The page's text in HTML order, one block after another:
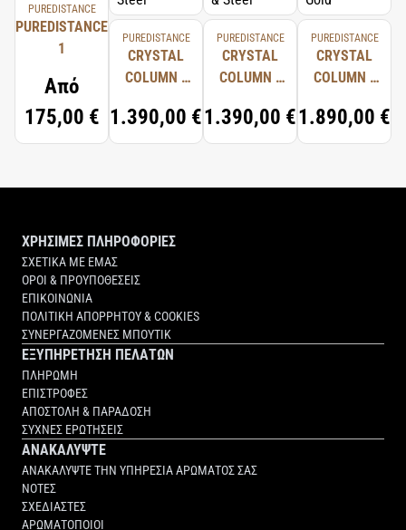
PUREDISTANCE
PUREDISTANCE
1
Από
175,00 €
PUREDISTANCE
CRYSTAL
COLUMN -
STEEL
1.390,00 €
PUREDISTANCE
CRYSTAL
COLUMN -
CRYSTAL &
STEEL
1.390,00 €
PUREDISTANCE
CRYSTAL
COLUMN -
GOLD
1.890,00 €
ΧΡΗΣΙΜΕΣ ΠΛΗΡΟΦΟΡΙΕΣ
ΣΧΕΤΙΚΑ ΜΕ ΕΜΑΣ
ΟΡΟΙ & ΠΡΟΥΠΟΘΕΣΕΙΣ
ΕΠΙΚΟΙΝΩΝΙΑ
ΠΟΛΙΤΙΚΗ ΑΠΟΡΡΗΤΟΥ & COOKIES
ΣΥΝΕΡΓΑΖΟΜΕΝΕΣ ΜΠΟΥΤΙΚ
ΕΞΥΠΗΡΕΤΗΣΗ ΠΕΛΑΤΩΝ
ΠΛΗΡΩΜΗ
ΕΠΙΣΤΡΟΦΕΣ
ΑΠΟΣΤΟΛΗ & ΠΑΡΑΔΟΣΗ
ΣΥΧΝΕΣ ΕΡΩΤΗΣΕΙΣ
ΑΝΑΚΑΛΥΨΤΕ
ΑΝΑΚΑΛΥΨΤΕ ΤΗΝ ΥΠΗΡΕΣΙΑ ΑΡΩΜΑΤΟΣ ΣΑΣ
ΝΟΤΕΣ
ΣΧΕΔΙΑΣΤΕΣ
ΑΡΩΜΑΤΟΠΟΙΟΙ